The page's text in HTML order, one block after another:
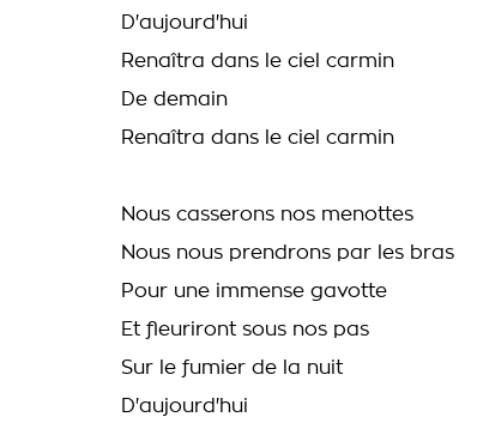
D'aujourd'hui
Renaîtra dans le ciel carmin
De demain
Renaîtra dans le ciel carmin
Nous casserons nos menottes
Nous nous prendrons par les bras
Pour une immense gavotte
Et fleuriront sous nos pas
Sur le fumier de la nuit
D'aujourd'hui